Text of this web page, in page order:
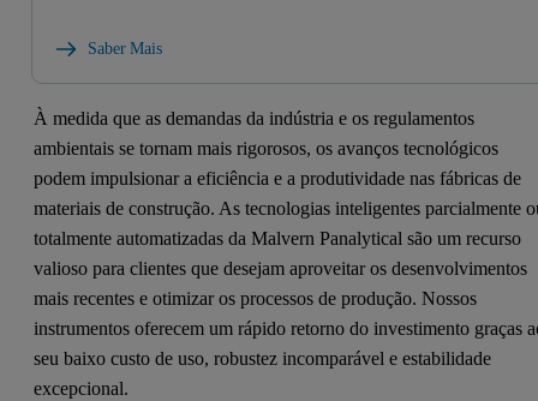
Saber Mais
À medida que as demandas da indústria e os regulamentos
ambientais se tornam mais rigorosos, os avanços tecnológicos
podem impulsionar a eficiência e a produtividade nas fábricas de
materiais de construção. As tecnologias inteligentes parcialmente
totalmente automatizadas da Malvern Panalytical são um recurso
valioso para clientes que desejam aproveitar os desenvolvimentos
mais recentes e otimizar os processos de produção. Nossos
instrumentos oferecem um rápido retorno do investimento graças
seu baixo custo de uso, robustez incomparável e estabilidade
excepcional.